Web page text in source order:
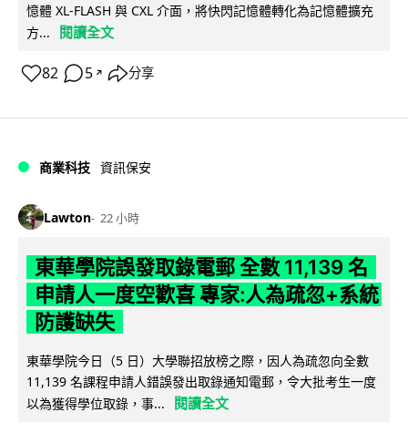
憶體 XL-FLASH 與 CXL 介面，將快閃記憶體轉化為記憶體擴充
方...
閱讀全文
82 5 ↗ 分享
商業科技 資訊保安
Lawton 22 小時
東華學院誤發取錄電郵 全數 11,139 名
申請人一度空歡喜 專家:人為疏忽+系統
防護缺失
東華學院今日（5 日）大學聯招放榜之際，因人為疏忽向全數
11,139 名課程申請人錯誤發出取錄通知電郵，令大批考生一度
以為獲得學位取錄，事...
閱讀全文